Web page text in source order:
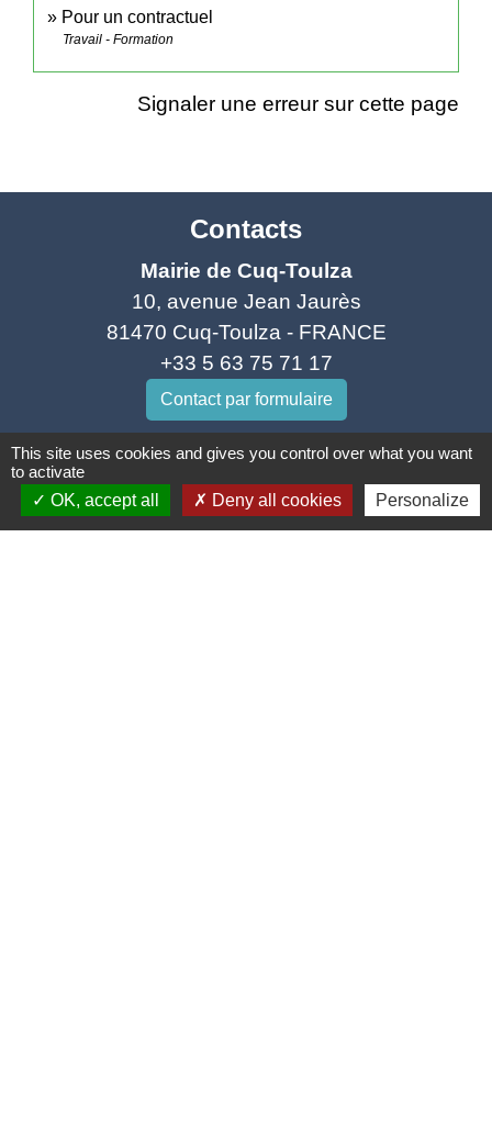
Pour un contractuel
Travail - Formation
Signaler une erreur sur cette page
Contacts
Mairie de Cuq-Toulza
10, avenue Jean Jaurès
81470 Cuq-Toulza - FRANCE
+33 5 63 75 71 17
Contact par formulaire
Horaires d'ouverture du secrétariat
Lundi : Sur RDV
Mardi : 10h - 12h et sur RDV
This site uses cookies and gives you control over what you want
to activate
OK, accept all
Deny all cookies Personalize